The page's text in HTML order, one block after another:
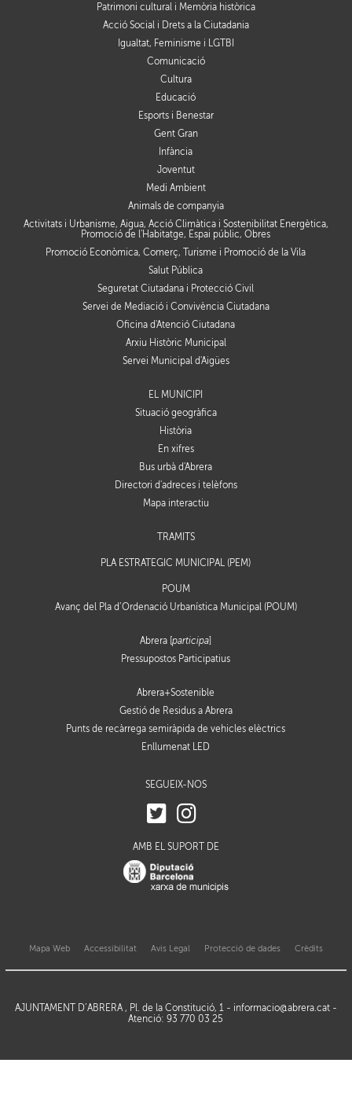
Patrimoni cultural i Memòria històrica
Acció Social i Drets a la Ciutadania
Igualtat, Feminisme i LGTBI
Comunicació
Cultura
Educació
Esports i Benestar
Gent Gran
Infància
Joventut
Medi Ambient
Animals de companyia
Activitats i Urbanisme, Aigua, Acció Climàtica i Sostenibilitat Energètica,
Promoció de l'Habitatge, Espai públic, Obres
Promoció Econòmica, Comerç, Turisme i Promoció de la Vila
Salut Pública
Seguretat Ciutadana i Protecció Civil
Servei de Mediació i Convivència Ciutadana
Oficina d'Atenció Ciutadana
Arxiu Històric Municipal
Servei Municipal d'Aigües
EL MUNICIPI
Situació geogràfica
Història
En xifres
Bus urbà d'Abrera
Directori d'adreces i telèfons
Mapa interactiu
TRÀMITS
PLA ESTRATÈGIC MUNICIPAL (PEM)
POUM
Avanç del Pla d’Ordenació Urbanística Municipal (POUM)
Abrera [participa]
Pressupostos Participatius
Abrera+Sostenible
Gestió de Residus a Abrera
Punts de recàrrega semiràpida de vehicles elèctrics
Enllumenat LED
SEGUEIX-NOS
AMB EL SUPORT DE
Mapa Web Accessibilitat Avis Legal Protecció de dades Crèdits
AJUNTAMENT D’ABRERA , Pl. de la Constitució, 1 - informacio@abrera.cat-
Atenció: 93 770 03 25